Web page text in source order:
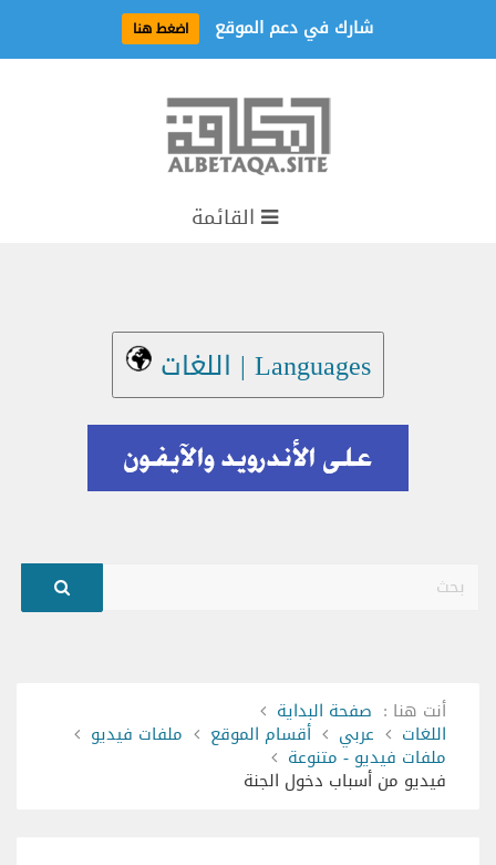
القائمة
Languages | اللغات
بحث
أنت هنا : صفحة البداية
اللغات عربي أقسام الموقع ملفات فيديو
ملفات فيديو - متنوعة
فيديو من أسباب دخول الجنة
شارك في دعم الموقع اضغط هنا